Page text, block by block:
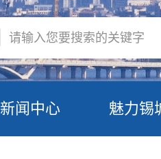
新闻中心 魅力锡